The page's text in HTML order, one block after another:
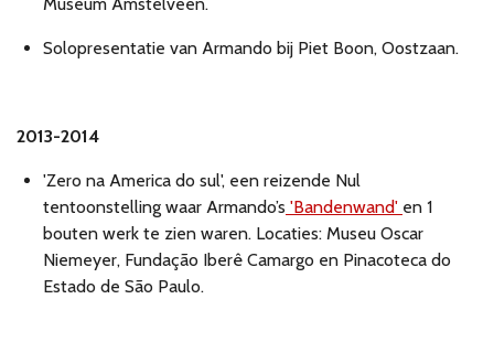
Solopresentatie van Armando bij Piet Boon, Oostzaan.
2013-2014
'Zero na America do sul', een reizende Nul
tentoonstelling waar Armando’s 'Bandenwand' en 1
bouten werk te zien waren. Locaties: Museu Oscar
Niemeyer, Fundação Iberê Camargo en Pinacoteca do
Estado de São Paulo.